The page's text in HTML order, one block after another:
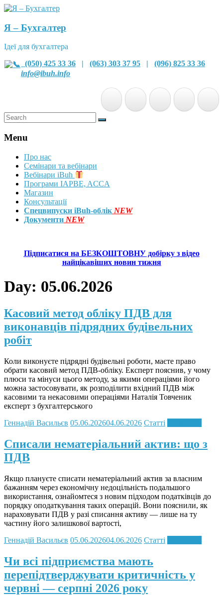
Я – Бухгалтер
Ідеї для бухгалтера
(050) 425 33 36 |(063) 303 37 95 |(096) 825 33 36
info@ibuh.info
Menu
Про нас
Семінари та вебінари
Вебінари iBuh
Програми IAPBE, ACCA
Магазин
Консультації
Спецвипуски iBuh-облік NEW
Документи NEW
Підписатися на БЕЗКОШТОВНУ добірку з відео
найцікавіших новин тижня
Day: 05.06.2026
Касовий метод обліку ПДВ для
виконавців підрядних будівельних
робіт
Коли виконуєте підрядні будівельні роботи, маєте право
обрати касовий метод ПДВ-обліку. Експерт пояснив, у чому
плюси та мінуси цього методу, за якими операціями його
можна застосовувати, як розподілити вхідний ПДВ між
касовими та некасовими операціями Наталія Товченик
експерт з бухгалтерського
Геннадій Васильєв 05.06.202604.06.2026 Статті
Списали нематеріальний актив: що з
ПДВ
Якщо плануєте списати нематеріальний актив за власним
бажанням через економічну недоцільність подальшого
використання, ознайомтеся з новим підходом податківців до
порядку оподаткування таких операцій. Вони пояснили, як
нараховувати ПДВ у разі списання активу — лише на ту
частину його залишкової вартості,
Геннадій Васильєв 05.06.202604.06.2026 Статті
Чи всі підприємства мають
перепідтверджувати критичність у
червні — серпні 2026 року